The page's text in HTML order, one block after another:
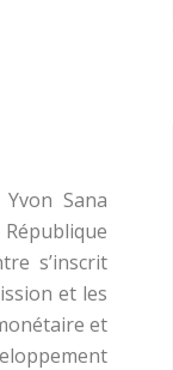
Sana
s’inscrit
et les
et